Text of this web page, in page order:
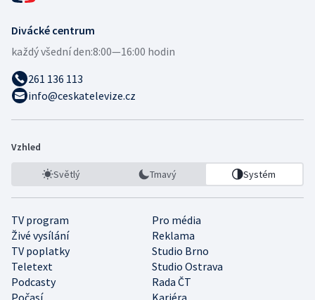
Divácké centrum
každý všední den:8:00—16:00 hodin
261 136 113
info@ceskatelevize.cz
Vzhled
Světlý Tmavý Systém
TV program
Pro média
Živé vysílání
Reklama
TV poplatky
Studio Brno
Teletext
Studio Ostrava
Podcasty
Rada ČT